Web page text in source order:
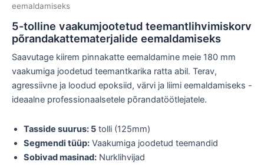
eemaldamiseks
5-tolline vaakumjootetud teemantlihvimiskorv
põrandakattematerjalide eemaldamiseks
Saavutage kiirem pinnakatte eemaldamine meie 180 mm
vaakumiga joodetud teemantkarika ratta abil. Terav,
agressiivne ja loodud epoksiid, värvi ja liimi eemaldamiseks -
ideaalne professionaalsetele põrandatöötlejatele.
Tasside suurus: 5 tolli (125mm)
Segmendi tüüp: Vaakumiga joodetud teemandid
Sobivad masinad: Nurklihvijad